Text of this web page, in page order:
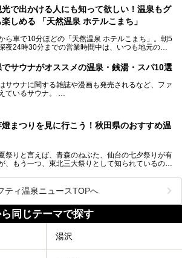
産に登録された白神山地のほか、多くの国立公園・
を擁しています。
こまち」に代表される米の生産量は国内第3位。米
・しょっつる（魚醤）といった独特の食材も豊富で
、全国的に有名な催しも多い秋田県。観光旅行にも
県内のおすすめスーパー銭湯＆立ち寄り湯情報をご
す。
で出かける人にも知って欲しい！温泉もグ
しめる 「天然温泉 ホテルこまち」
ら車で10分ほどの「天然温泉 ホテルこまち」。朝5
夜24時30分までの営業時間中は、いつも地元の人
り放題なのに1泊3,500円からと破格の安さ！
便利な「天然温泉 ホテルこまち」の魅力をたっぷ
します。
サウナがオススメの温泉・銭湯・スパ10選
サウナに関する雑誌や漫画も発売されるなど、ファ
ているサウナ。
を持つ施設も増えています。
んな今話題のサウナが楽しめる、秋田県内にあるオ
泉・銭湯・スパを10件まとめてご紹介します。
まつりを見に行こう！秋田県のおすすめ温
祭りと言えば、青森のねぶた、仙台の七夕祭りが有
、もう一つ、東北三大祭りとして知られているのが
3日から6日に行われる「秋田竿燈まつり」は、たく
灯をぶらさげた大きな竿燈を「ドッコイショ」の掛
わせて秋田駅周辺を練り歩きます。
は230本、１万個の提灯がまるで天の川のように連
田の夜を照らします。
りを見た後は、秋田の温泉で骨休め。秋田美人を生
ティ温泉ニュースTOPへ
同じテーマで探す
湯沢